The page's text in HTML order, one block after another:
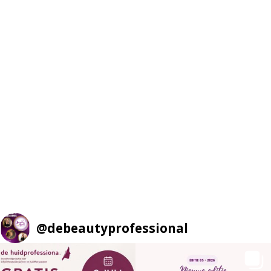
@debeautyprofessional